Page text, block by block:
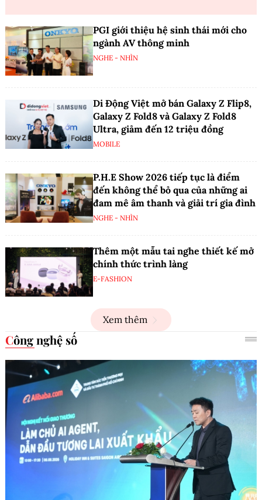
PGI giới thiệu hệ sinh thái mới cho
ngành AV thông minh
NGHE - NHÌN
Di Động Việt mở bán Galaxy Z Flip8,
Galaxy Z Fold8 và Galaxy Z Fold8
Ultra, giảm đến 12 triệu đồng
MOBILE
P.H.E Show 2026 tiếp tục là điểm
đến không thể bỏ qua của những ai
đam mê âm thanh và giải trí gia đình
NGHE - NHÌN
Thêm một mẫu tai nghe thiết kế mở
chính thức trình làng
E-FASHION
Xem thêm
Công nghệ số